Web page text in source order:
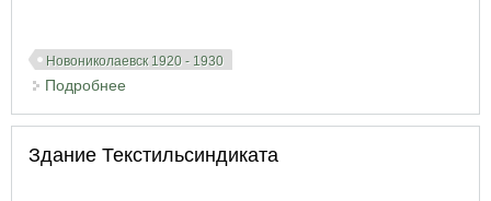
Новониколаевск 1920 - 1930
Подробнее
Здание Текстильсиндиката